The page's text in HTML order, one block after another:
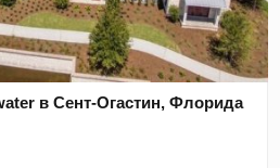
в Сент-Огастин, Флорида